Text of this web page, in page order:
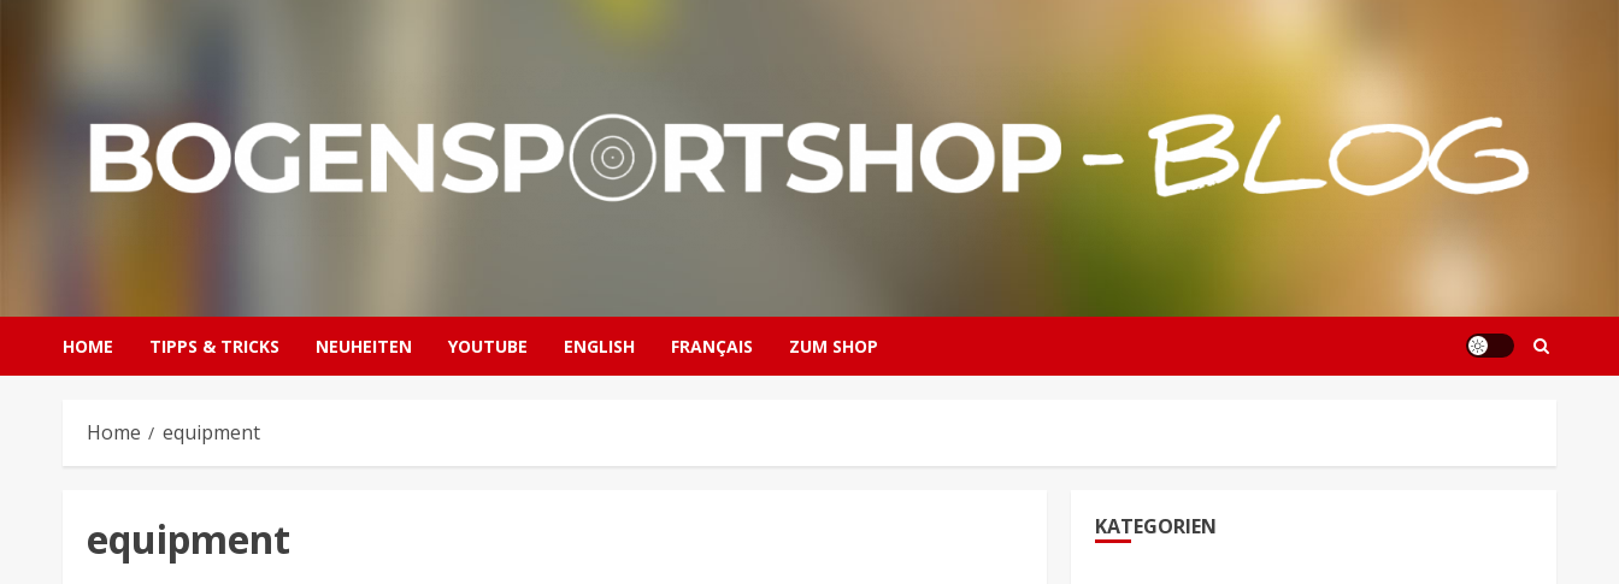
HOME TIPPS & TRICKS NEUHEITEN YOUTUBE ENGLISH FRANÇAIS ZUM SHOP
Home equipment
equipment KATEGORIEN